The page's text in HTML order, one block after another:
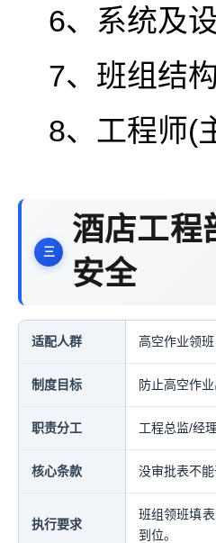
6、系统及
7、班组结
8、工程师(
酒店工程
安全
适配人群 高空作业领
制度目标 防止高空作
职责分工 工程总监/经
核心条款 没审批表不
执行要求
班组领班填
到位。